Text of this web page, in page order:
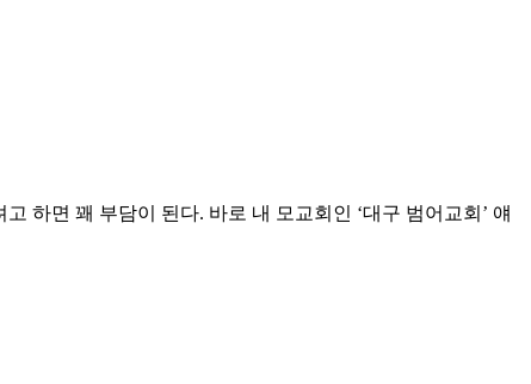
하면 꽤 부담이 된다. 바로 내 모교회인 ‘대구 범어교회’ 얘